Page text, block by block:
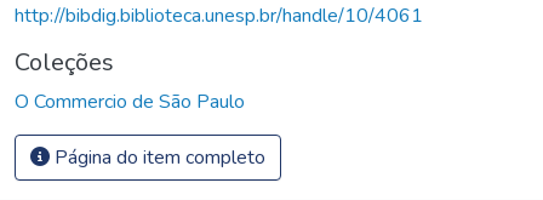
http://bibdig.biblioteca.unesp.br/handle/10/4061
Coleções
O Commercio de São Paulo
Página do item completo